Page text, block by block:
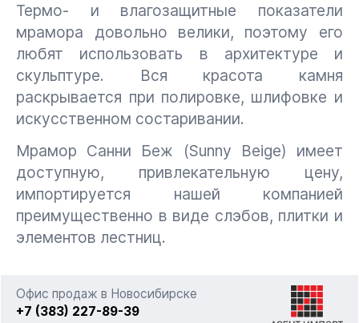
Термо- и влагозащитные показатели
мрамора довольно велики, поэтому его
любят использовать в архитектуре и
скульптуре. Вся красота камня
раскрывается при полировке, шлифовке и
искусственном состаривании.
Мрамор Санни Беж (Sunny Beige) имеет
доступную, привлекательную цену,
импортируется нашей компанией
преимущественно в виде слэбов, плитки и
элементов лестниц.
Офис продаж в Новосибирске
+7 (383) 227-89-39